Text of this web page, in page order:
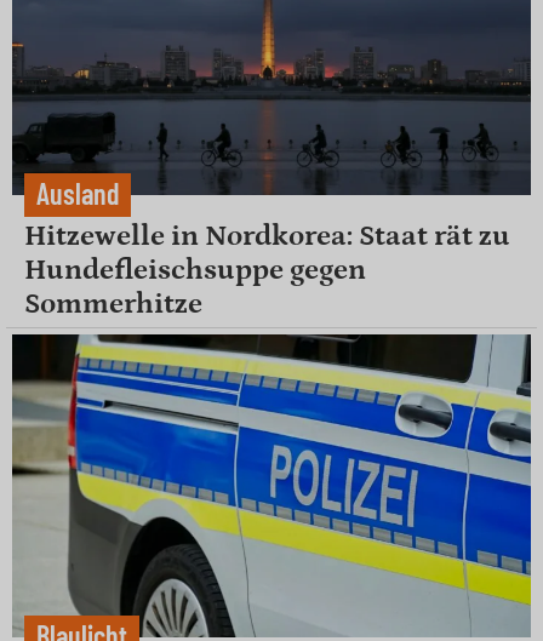
Ausland
Hitzewelle in Nordkorea: Staat rät zu
Hundefleischsuppe gegen
Sommerhitze